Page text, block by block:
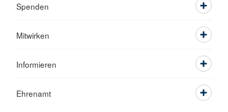
Spenden
Mitwirken
Informieren
Ehrenamt